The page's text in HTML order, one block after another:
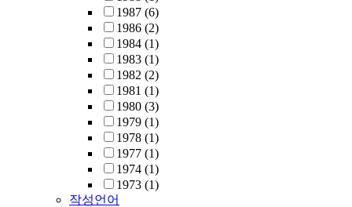
1987 (6)
1986 (2)
1984 (1)
1983 (1)
1982 (2)
1981 (1)
1980 (3)
1979 (1)
1978 (1)
1977 (1)
1974 (1)
1973 (1)
작성언어